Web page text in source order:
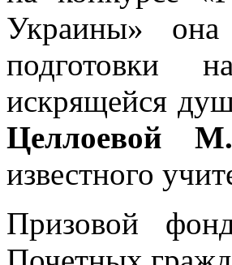
Украины» она
подготовки
искрящейся
Целлоевой
известного
Призовой